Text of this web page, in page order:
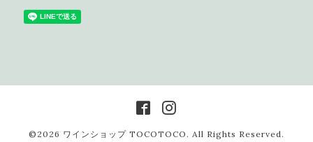
©2026 ワインショップ TOCOTOCO . All Rights Reserved.